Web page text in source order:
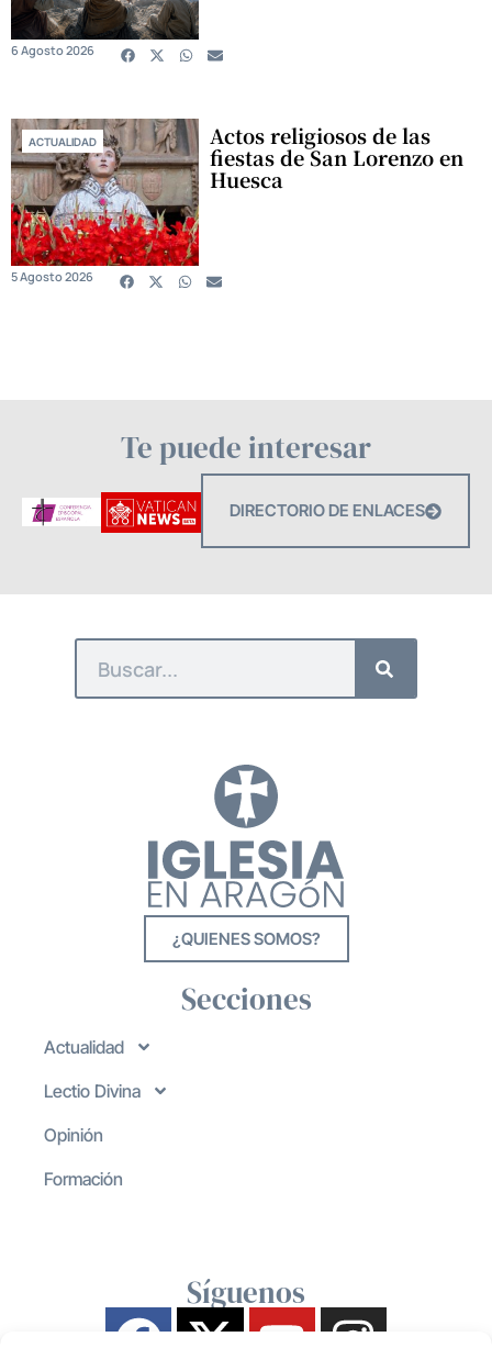
6 Agosto 2026
ACTUALIDAD Actos religiosos de las
fiestas de San Lorenzo en
Huesca
5 Agosto 2026
Te puede interesar
DIRECTORIO DE ENLACES
¿QUIENES SOMOS?
Secciones
Actualidad
Lectio Divina
Opinión
Formación
Síguenos